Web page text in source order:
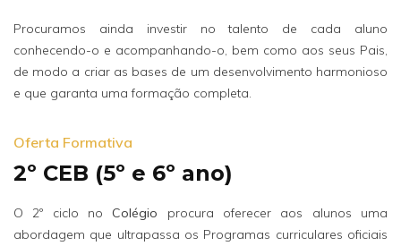
Procuramos ainda investir no talento de cada aluno
conhecendo-o e acompanhando-o, bem como aos seus Pais,
de modo a criar as bases de um desenvolvimento harmonioso
e que garanta uma formação completa.
Oferta Formativa
2º CEB (5º e 6º ano)
O 2º ciclo no Colégio procura oferecer aos alunos uma
abordagem que ultrapassa os Programas curriculares oficiais